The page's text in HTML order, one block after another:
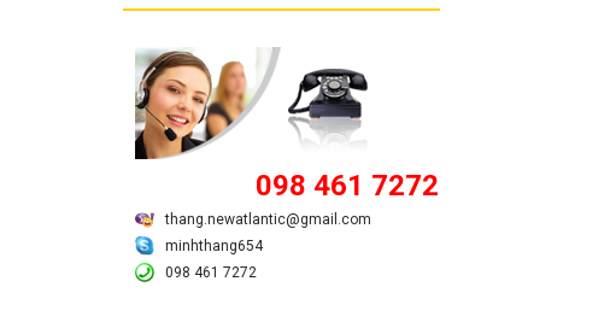
098 461 7272
thang.newatlantic@gmail.com
minhthang654
098 461 7272